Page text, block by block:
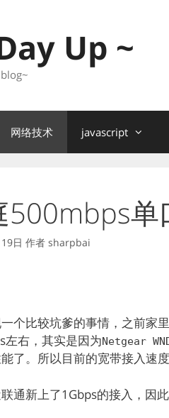
Up ~
网络技术 javascript
500mbps单
日 作者 sharpbai
个比较坑爹的事情，之前家
右，其实是因为Netgear
了。所以目前的宽带接入速
通新上了1Gbps的接入，因